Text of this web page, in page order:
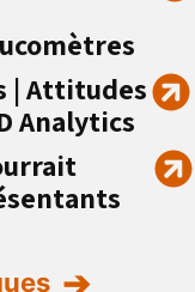
| Attitudes
Analytics